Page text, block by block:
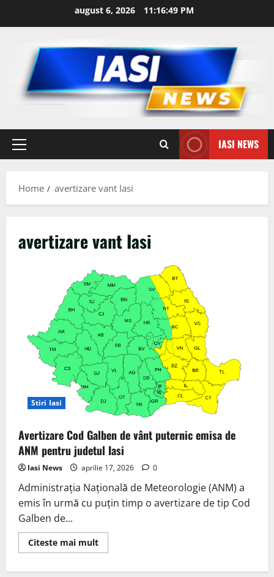
august 6, 2026 11:16:50 PM
Primary
IASI NEWS
Home avertizare vant Iasi
avertizare vant Iasi
Stiri Iasi
Avertizare Cod Galben de vânt puternic emisa de
ANM pentru judetul Iasi
Iasi News aprilie 17, 2026 0
Administrația Națională de Meteorologie (ANM) a
emis în urmă cu puțin timp o avertizare de tip Cod
Galben de...
Citeste mai multRead
more